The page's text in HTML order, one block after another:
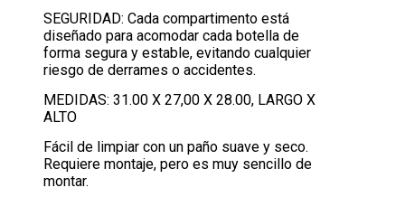
SEGURIDAD: Cada compartimento está
diseñado para acomodar cada botella de
forma segura y estable, evitando cualquier
riesgo de derrames o accidentes.
MEDIDAS: 31.00 X 27,00 X 28.00, LARGO X
ALTO
Fácil de limpiar con un paño suave y seco.
Requiere montaje, pero es muy sencillo de
montar.